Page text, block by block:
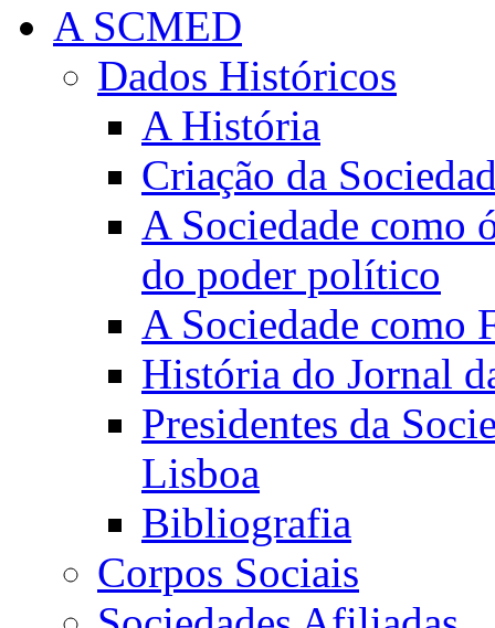
A SCMED
Dados Históricos
A História
Criação da
A Sociedade como
do poder político
A Sociedade como
História do Jornal
Presidentes da
Lisboa
Bibliografia
Corpos Sociais